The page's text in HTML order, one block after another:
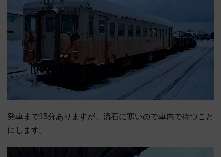
発車まで15分ありますが、流石に寒いので車内で待つこと
にします。